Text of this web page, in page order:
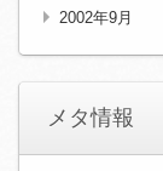
2002年9月
メタ情報